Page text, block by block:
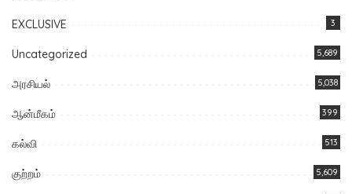
EXCLUSIVE 3
Uncategorized 5,689
அரசியல் 5,038
ஆன்மீகம் 399
கல்வி 513
குற்றம் 5,609